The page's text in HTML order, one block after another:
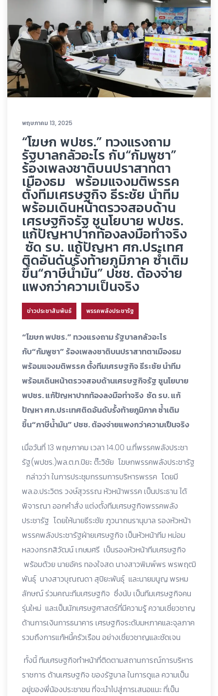
พฤษภาคม 13, 2025
“โฆษก พปชร.” ทวงแรงถาม
รัฐบาลกลัวอะไร กับ“กัมพูชา”
ร้องเพลงชาติบนปราสาทตา
เมืองธม พร้อมแจงมติพรรค
ตั้งทีมเศรษฐกิจ ธีระชัย นำทีม
พร้อมเดินหน้าตรวจสอบด้าน
เศรษฐกิจรัฐ ชูนโยบาย พปชร.
แก้ปัญหาปากท้องลงมือทำจริง
ซัด รบ. แก้ปัญหา ศก.ประเทศ
ติดอันดับรั้งท้ายภูมิภาค ซ้ำเติม
ขึ้น“ภาษีน้ำมัน” ปชช. ต้องจ่าย
แพงกว่าความเป็นจริง
ข่าวประชาสัมพันธ์ พรรคพลังประชารัฐ
“โฆษก พปชร.” ทวงแรงถาม รัฐบาลกลัวอะไร
กับ“กัมพูชา” ร้องเพลงชาติบนปราสาทตาเมืองธม
พร้อมแจงมติพรรค ตั้งทีมเศรษฐกิจ ธีระชัย นำทีม
พร้อมเดินหน้าตรวจสอบด้านเศรษฐกิจรัฐ ชูนโยบาย
พปชร. แก้ปัญหาปากท้องลงมือทำจริง ซัด รบ. แก้
ปัญหา ศก.ประเทศติดอันดับรั้งท้ายภูมิภาค ซ้ำเติม
ขึ้น“ภาษีน้ำมัน” ปชช. ต้องจ่ายแพงกว่าความเป็นจริง
เมื่อวันที่ 13 พฤษภาคม เวลา 14.00 น.ที่พรรคพลังประชา
รัฐ(พปชร.)พล.ต.ท.ปิยะ ต๊ะวิชัย โฆษกพรรคพลังประชารัฐ
กล่าวว่า ในการประชุมกรรมการบริหารพรรค โดยมี
พล.อ.ประวิตร วงษ์สุวรรณ หัวหน้าพรรค เป็นประธาน ได้
พิจารณา ออกคำสั่ง แต่งตั้งทีมเศรษฐกิจพรรคพลัง
ประชารัฐ โดยให้นายธีระชัย ภูวนาถนรานุบาล รองหัวหน้า
พรรคพลังประชารัฐฝ่ายเศรษฐกิจ เป็นหัวหน้าทีม หม่อม
หลวงกรกสิวัฒน์ เกษมศรี เป็นรองหัวหน้าทีมเศรษฐกิจ
พร้อมด้วย นายอัคร ทองใจสด นางสาวพิมพ์พร พรพฤฒิ
พันธุ์ นางสาวบุณณดา สุปิยะพันธุ์ และนายมนูญ พรหม
ลักษณ์ ร่วมคณะทีมเศรษฐกิจ ซึ่งนับ เป็นทีมเศรษฐกิจคน
รุ่นใหม่ และเป็นนักเศรษฐศาสตร์ที่มีความรู้ ความเชี่ยวชาญ
ด้านการเงินการธนาคาร เศรษฐกิจระดับมหภาคและจุลภาค
รวมถึงการแก้หนี้ครัวเรือน อย่างเชี่ยวชาญและชัดเจน
ทั้งนี้ ทีมเศรษฐกิจทำหน้าที่ติดตามสถานการณ์การบริหาร
ราชการ ด้านเศรษฐกิจ ของรัฐบาล ในการดูแล ความเป็น
อยู่ของพี่น้องประชาชน ที่จะนำไปสู่การเสนอแนะ ที่เป็น